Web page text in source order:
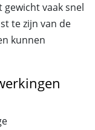
vaak snel
te zijn van de
kunnen